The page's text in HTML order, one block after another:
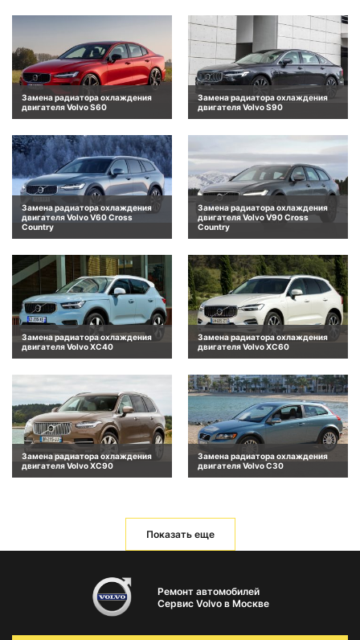
Замена радиатора охлаждения
двигателя Volvo S60
Замена радиатора охлаждения
двигателя Volvo S90
Замена радиатора охлаждения
двигателя Volvo V60 Cross
Country
Замена радиатора охлаждения
двигателя Volvo V90 Cross
Country
Замена радиатора охлаждения
двигателя Volvo XC40
Замена радиатора охлаждения
двигателя Volvo XC60
Замена радиатора охлаждения
двигателя Volvo XC90
Замена радиатора охлаждения
двигателя Volvo C30
Показать еще
Ремонт автомобилей
Сервис Volvo в Москве